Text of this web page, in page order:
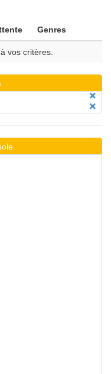
Genres
vos critères.